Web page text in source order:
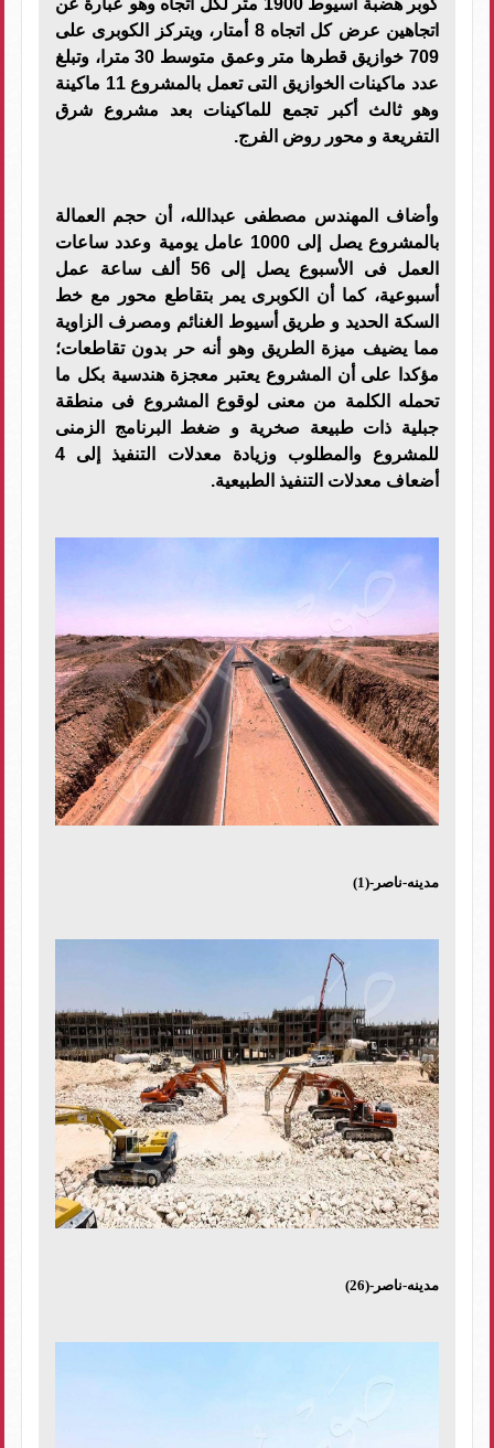
كوبر هضبة أسيوط 1900 متر لكل اتجاه وهو عبارة عن
اتجاهين عرض كل اتجاه 8 أمتار، ويتركز الكوبرى على
709 خوازيق قطرها متر وعمق متوسط 30 مترا، وتبلغ
عدد ماكينات الخوازيق التى تعمل بالمشروع 11 ماكينة
وهو ثالث أكبر تجمع للماكينات بعد مشروع شرق
التفريعة و محور روض الفرج.
وأضاف المهندس مصطفى عبدالله، أن حجم العمالة
بالمشروع يصل إلى 1000 عامل يومية وعدد ساعات
العمل فى الأسبوع يصل إلى 56 ألف ساعة عمل
أسبوعية، كما أن الكوبرى يمر بتقاطع محور مع خط
السكة الحديد و طريق أسيوط الغنائم ومصرف الزاوية
مما يضيف ميزة الطريق وهو أنه حر بدون تقاطعات؛
مؤكدا على أن المشروع يعتبر معجزة هندسية بكل ما
تحمله الكلمة من معنى لوقوع المشروع فى منطقة
جبلية ذات طبيعة صخرية و ضغط البرنامج الزمنى
للمشروع والمطلوب وزيادة معدلات التنفيذ إلى 4
أضعاف معدلات التنفيذ الطبيعية.
مدينه-ناصر-(1)
مدينه-ناصر-(26)